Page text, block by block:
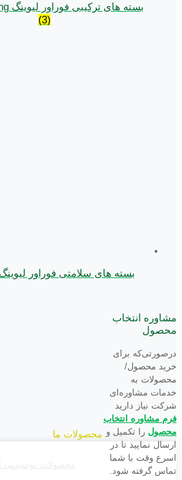
بسته های ترکیبی فوراور لیوینگ Forever Living
(3)
بسته های سلامتی فوراور
مشاوره انتخاب
محصول
درصورتی‌که برای
خرید محصول/
محصولات به
خدمات مشاوره‌ای
شرکت نیاز دارید
فرم مشاوره‌ انتخاب
محصول را تکمیل و
ارسال نمایید تا در
اسرع وقت با شما
تماس گرفته شود.
محصولات ما